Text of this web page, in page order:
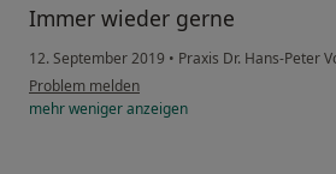
Immer wieder gerne
12. September 2019 • Praxis Dr. Hans-Peter
Problem melden
mehrwenigeranzeigen